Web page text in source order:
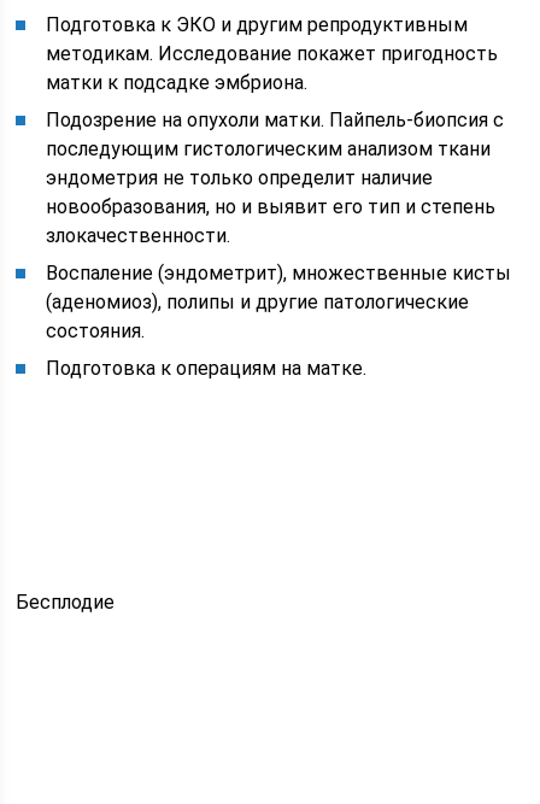
Подготовка к ЭКО и другим репродуктивным
методикам. Исследование покажет пригодность
матки к подсадке эмбриона.
Подозрение на опухоли матки. Пайпель-биопсия с
последующим гистологическим анализом ткани
эндометрия не только определит наличие
новообразования, но и выявит его тип и степень
злокачественности.
Воспаление (эндометрит), множественные кисты
(аденомиоз), полипы и другие патологические
состояния.
Подготовка к операциям на матке.
Бесплодие